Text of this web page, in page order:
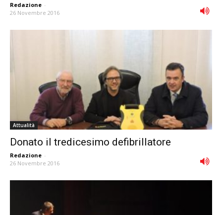
Redazione -
26 Novembre 2016
Attualità
Donato il tredicesimo defibrillatore
Redazione -
26 Novembre 2016